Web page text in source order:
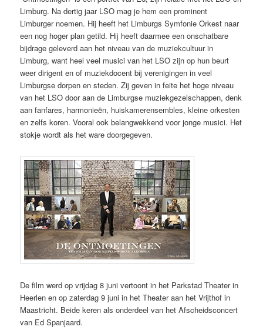
Limburg. Na dertig jaar LSO mag je hem een prominent
Limburger noemen. Hij heeft het Limburgs Symfonie Orkest naar
een nog hoger plan getild. Hij heeft daarmee een onschatbare
bijdrage geleverd aan het niveau van de muziekcultuur in
Limburg, want heel veel musici van het LSO zijn op hun beurt
weer dirigent en of muziekdocent bij verenigingen in veel
Limburgse dorpen en steden. Zij geven in feite het hoge niveau
van het LSO door aan de Limburgse muziekgezelschappen, denk
aan fanfares, harmonieën, huiskamerensembles, kleine orkesten
en zelfs koren. Vooral ook belangwekkend voor jonge musici. Het
stokje wordt als het ware doorgegeven.
De film werd op vrijdag 8 juni vertoont in het Parkstad Theater in
Heerlen en op zaterdag 9 juni in het Theater aan het Vrijthof in
Maastricht. Beide keren als onderdeel van het Afscheidsconcert
van Ed Spanjaard.